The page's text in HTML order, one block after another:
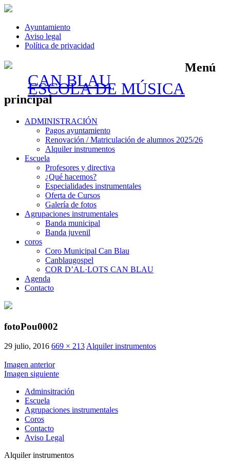
Ayuntamiento
Aviso legal
Política de privacidad
CAN BLAU
ESCOLA DE MÚSICA
Menú
principal
Saltar
ADMINISTRACIÓN
Pagos ayuntamiento
Renovación / Matriculación de alumnos 2025/26
Alquiler instrumentos
Escuela
Profesores y directiva
¿Qué hacemos?
Especialidades instrumentales
Oferta de Cursos
Galería de fotos
Agrupaciones instrumentales
Banda municipal
Banda juvenil
coros
Coro Municipal Can Blau
Canblaugospel
COR D’AL·LOTS CAN BLAU
Agenda
Contacto
fotoPou0002
29 julio, 2016 669 × 213 Alquiler instrumentos
Imagen anterior
Imagen siguiente
Adminsitración
Escuela
Agrupaciones instrumentales
Coros
Contacto
Aviso Legal
Alquiler instrumentos